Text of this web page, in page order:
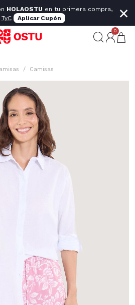
HOLAOSTU en tu primera compra,
TyC Aplicar Cupón ×
0
Camisas